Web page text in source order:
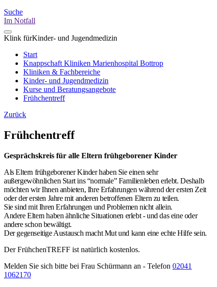
Suche
Im Notfall
Klink fürKinder- und Jugendmedizin
Start
Knappschaft Kliniken Marienhospital Bottrop
Kliniken & Fachbereiche
Kinder- und Jugendmedizin
Kurse und Beratungsangebote
Frühchentreff
Zurück
Frühchentreff
Gesprächskreis für alle Eltern frühgeborener Kinder
Als Eltern frühgeborener Kinder haben Sie einen sehr
außergewöhnlichen Start ins “normale” Familienlebenerlebt. Deshalb
möchten wir Ihnen anbieten, Ihre Erfahrungen während der ersten Zeit
oder der ersten Jahre mit anderen betroffenen Eltern zu teilen.
Sie sind mit Ihren Erfahrungen und Problemen nicht allein.
Andere Eltern haben ähnliche Situationen erlebt - und das eine oder
andere schon bewältigt.
Der gegenseitige Austausch macht Mut und kann eine echte Hilfe sein.
Der FrühchenTREFF ist natürlich kostenlos.
Melden Sie sich bitte bei Frau Schürmann an - Telefon 02041
1062170